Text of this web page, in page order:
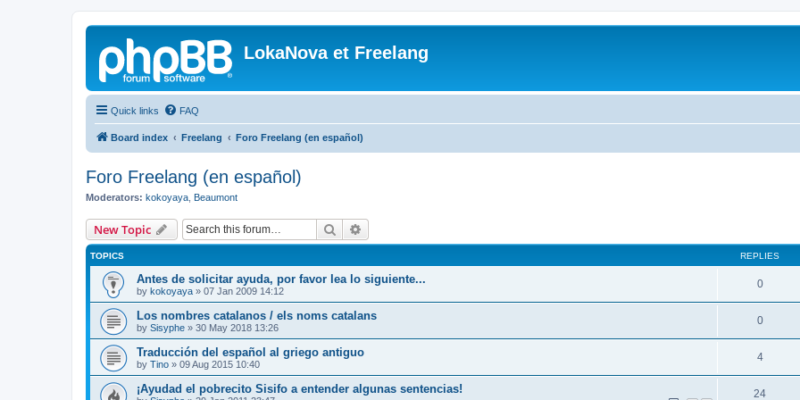
LokaNova et Freelang
Quick links FAQ
Board index Freelang Foro Freelang (en español)
Foro Freelang (en español)
Moderators: kokoyaya Beaumont
New Topic Search
TOPICS REPLIES
Antes de solicitar ayuda, por favor lea lo siguiente...
by kokoyaya » 07 Jan 2009 14:12
0
Los nombres catalanos / els noms catalans
by Sisyphe » 30 May 2018 13:26
0
Traducción del español al griego antiguo
by Tino » 09 Aug 2015 10:40
4
¡Ayudad el pobrecito Sisifo a entender algunas sentencias! 24